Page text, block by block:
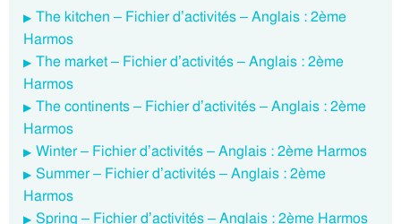
The kitchen – Fichier d’activités – Anglais : 2ème
Harmos
The market – Fichier d’activités – Anglais : 2ème
Harmos
The continents – Fichier d’activités – Anglais : 2ème
Harmos
Winter – Fichier d’activités – Anglais : 2ème Harmos
Summer – Fichier d’activités – Anglais : 2ème
Harmos
Spring – Fichier d’activités – Anglais : 2ème Harmos